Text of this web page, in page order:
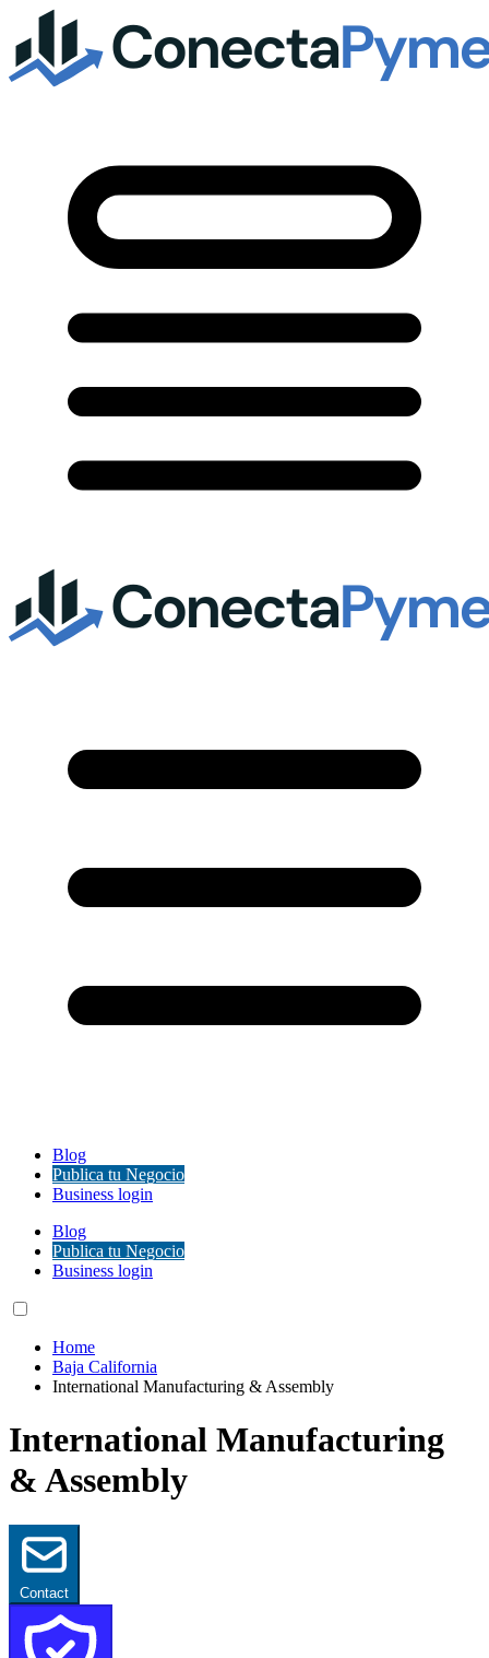
Blog
Publica tu Negocio
Business login
Blog
Publica tu Negocio
Business login
Home
Baja California
International Manufacturing & Assembly
International Manufacturing
& Assembly
Contact